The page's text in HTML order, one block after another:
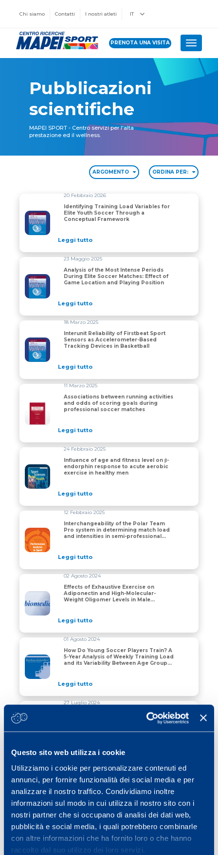
Questo sito web utilizza i cookie
Utilizziamo i cookie per personalizzare contenuti ed
annunci, per fornire funzionalità dei social media e per
analizzare il nostro traffico. Condividiamo inoltre
informazioni sul modo in cui utilizza il nostro sito con i
nostri partner che si occupano di analisi dei dati web,
pubblicità e social media, i quali potrebbero combinarle
con altre informazioni che ha fornito loro o che hanno
raccolto dal suo utilizzo dei loro servizi.
Chi siamo Contatti I nostri atleti IT
PRENOTA UNA VISITA Toggle
Pubblicazioni
scientifiche
MAPEI SPORT - Centro servizi per l'alta
prestazione ed il wellness.
ARGOMENTO ORDINA PER:
Identifying Training Load Variables for Elite Youth
20 Febbraio 2026
Identifying Training Load Variables for
Elite Youth Soccer Through a
Conceptual Framework
Leggi tutto
Analysis of the Most Intense Periods During Elite
23 Maggio 2025
Analysis of the Most Intense Periods
During Elite Soccer Matches: Effect of
Game Location and Playing Position
Leggi tutto
Interunit Reliability of Firstbeat Sport Sensors as
18 Marzo 2025
Interunit Reliability of Firstbeat Sport
Sensors as Accelerometer-Based
Tracking Devices in Basketball
Leggi tutto
Associations between running activities and odds of
11 Marzo 2025
Associations between running activities
and odds of scoring goals during
professional soccer matches
Leggi tutto
Influence of age and fitness level on β-endorphin
24 Febbraio 2025
Influence of age and fitness level on β-
endorphin response to acute aerobic
exercise in healthy men
Leggi tutto
Interchangeability of the Polar Team Pro system in
12 Febbraio 2025
Interchangeability of the Polar Team
Pro system in determining match load
and intensities in semi-professional
Leggi tutto
Effects of Exhaustive Exercise on Adiponectin and
02 Agosto 2024
Effects of Exhaustive Exercise on
Adiponectin and High-Molecular-
Weight Oligomer Levels in Male
Leggi tutto
How Do Young Soccer Players Train? A 5-Year
01 Agosto 2024
How Do Young Soccer Players Train? A
5-Year Analysis of Weekly Training Load
and its Variability Between Age Groups
Leggi tutto
Three-, Four-, and Five-Day Microcycles: The
27 Luglio 2024
The time course of irisin release after an acute
01 Luglio 2024
The time course of irisin release after
an acute exercise: relevant implications
for health and future experimental
Leggi tutto